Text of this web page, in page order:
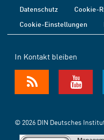
Datenschutz
Cookie-
Cookie-Einstellungen
In Kontakt bleiben
© 2026 DIN Deutsches